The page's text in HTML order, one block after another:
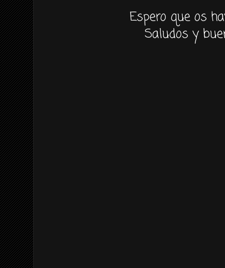
Espero que os
Saludos y